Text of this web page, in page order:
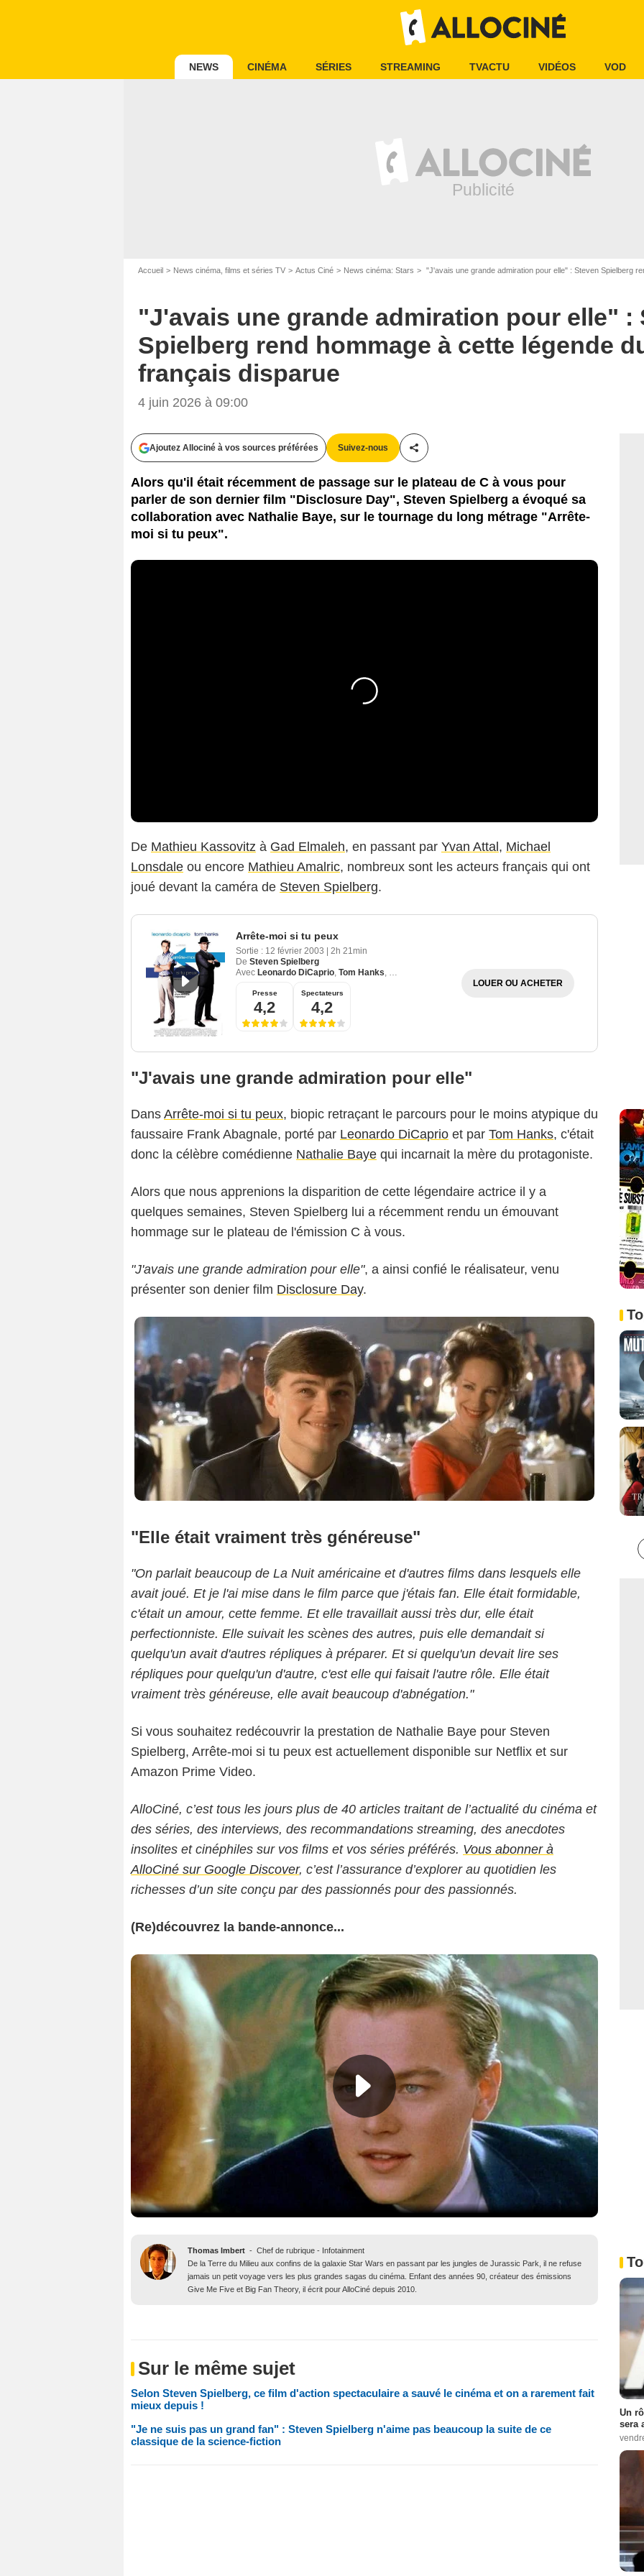
NEWS CINÉMA SÉRIES STREAMING TVACTU VIDÉOS VOD
Accueil News cinéma, films et séries TV Actus Ciné News cinéma: Stars "J'avais une grande admiration pour elle" : Steven Spielberg rend
"J'avais une grande admiration pour elle" :
Spielberg rend hommage à cette légende
français disparue
4 juin 2026 à 09:00
Ajoutez Allociné à vos sources préférées Suivez-nous
Partager cet article
Alors qu'il était récemment de passage sur le plateau de C à vous pour
parler de son dernier film "Disclosure Day", Steven Spielberg a évoqué sa
collaboration avec Nathalie Baye, sur le tournage du long métrage "Arrête-
moi si tu peux".
De Mathieu Kassovitz à Gad Elmaleh, en passant par Yvan Attal , Michael
Lonsdale ou encore Mathieu Amalric, nombreux sont les acteurs français qui ont
joué devant la caméra de Steven Spielberg.
Arrête-moi si tu peux
Sortie : 12 février 2003
2h 21min
De Steven Spielberg
Avec Leonardo DiCaprio, Tom Hanks, Christopher Walken
Presse
4,2
Spectateurs
4,2
LOUER OU ACHETER
"J'avais une grande admiration pour elle"
Dans Arrête-moi si tu peux, biopic retraçant le parcours pour le moins atypique du
faussaire Frank Abagnale, porté par Leonardo DiCaprio et par Tom Hanks, c'était
donc la célèbre comédienne Nathalie Baye qui incarnait la mère du protagoniste.
Alors que nous apprenions la disparition de cette légendaire actrice il y a
quelques semaines, Steven Spielberg lui a récemment rendu un émouvant
hommage sur le plateau de l'émission C à vous.
"J'avais une grande admiration pour elle", a ainsi confié le réalisateur, venu
présenter son denier film Disclosure Day.
DreamWorks Pictures
"Elle était vraiment très généreuse"
"On parlait beaucoup de La Nuit américaine et d'autres films dans lesquels elle
avait joué. Et je l'ai mise dans le film parce que j'étais fan. Elle était formidable,
c'était un amour, cette femme. Et elle travaillait aussi très dur, elle était
perfectionniste. Elle suivait les scènes des autres, puis elle demandait si
quelqu'un avait d'autres répliques à préparer. Et si quelqu'un devait lire ses
répliques pour quelqu'un d'autre, c'est elle qui faisait l'autre rôle. Elle était
vraiment très généreuse, elle avait beaucoup d'abnégation."
Si vous souhaitez redécouvrir la prestation de Nathalie Baye pour Steven
Spielberg, Arrête-moi si tu peux est actuellement disponible sur Netflix et sur
Amazon Prime Video.
AlloCiné, c’est tous les jours plus de 40 articles traitant de l’actualité du cinéma et
des séries, des interviews, des recommandations streaming, des anecdotes
insolites et cinéphiles sur vos films et vos séries préférés. Vous abonner à
AlloCiné sur Google Discover, c’est l’assurance d’explorer au quotidien les
richesses d’un site conçu par des passionnés pour des passionnés.
(Re)découvrez la bande-annonce...
Thomas Imbert - Chef de rubrique - Infotainment
De la Terre du Milieu aux confins de la galaxie Star Wars en passant par les jungles de Jurassic Park, il ne refuse
jamais un petit voyage vers les plus grandes sagas du cinéma. Enfant des années 90, créateur des émissions
Give Me Five et Big Fan Theory, il écrit pour AlloCiné depuis 2010.
Sur le même sujet
Selon Steven Spielberg, ce film d'action spectaculaire a sauvé le cinéma et on a rarement fait
mieux depuis !
"Je ne suis pas un grand fan" : Steven Spielberg n'aime pas beaucoup la suite de ce
classique de la science-fiction
Un
sera